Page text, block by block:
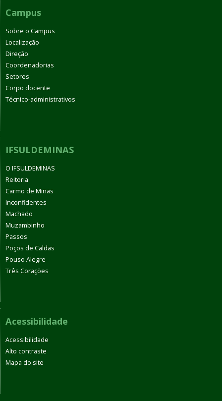
Campus
Sobre o Campus
Localização
Direção
Coordenadorias
Setores
Corpo docente
Técnico-administrativos
IFSULDEMINAS
O IFSULDEMINAS
Reitoria
Carmo de Minas
Inconfidentes
Machado
Muzambinho
Passos
Poços de Caldas
Pouso Alegre
Três Corações
Acessibilidade
Acessibilidade
Alto contraste
Mapa do site